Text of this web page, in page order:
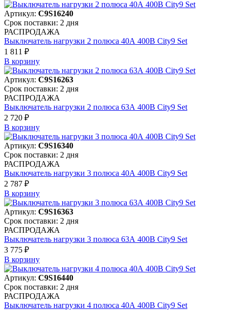
Артикул: C9S16240
Срок поставки: 2 дня
РАСПРОДАЖА
Выключатель нагрузки 2 полюса 40А 400В City9 Set
1 811 ₽
В корзинy
Артикул: C9S16263
Срок поставки: 2 дня
РАСПРОДАЖА
Выключатель нагрузки 2 полюса 63А 400В City9 Set
2 720 ₽
В корзинy
Артикул: C9S16340
Срок поставки: 2 дня
РАСПРОДАЖА
Выключатель нагрузки 3 полюса 40А 400В City9 Set
2 787 ₽
В корзинy
Артикул: C9S16363
Срок поставки: 2 дня
РАСПРОДАЖА
Выключатель нагрузки 3 полюса 63А 400В City9 Set
3 775 ₽
В корзинy
Артикул: C9S16440
Срок поставки: 2 дня
РАСПРОДАЖА
Выключатель нагрузки 4 полюса 40А 400В City9 Set